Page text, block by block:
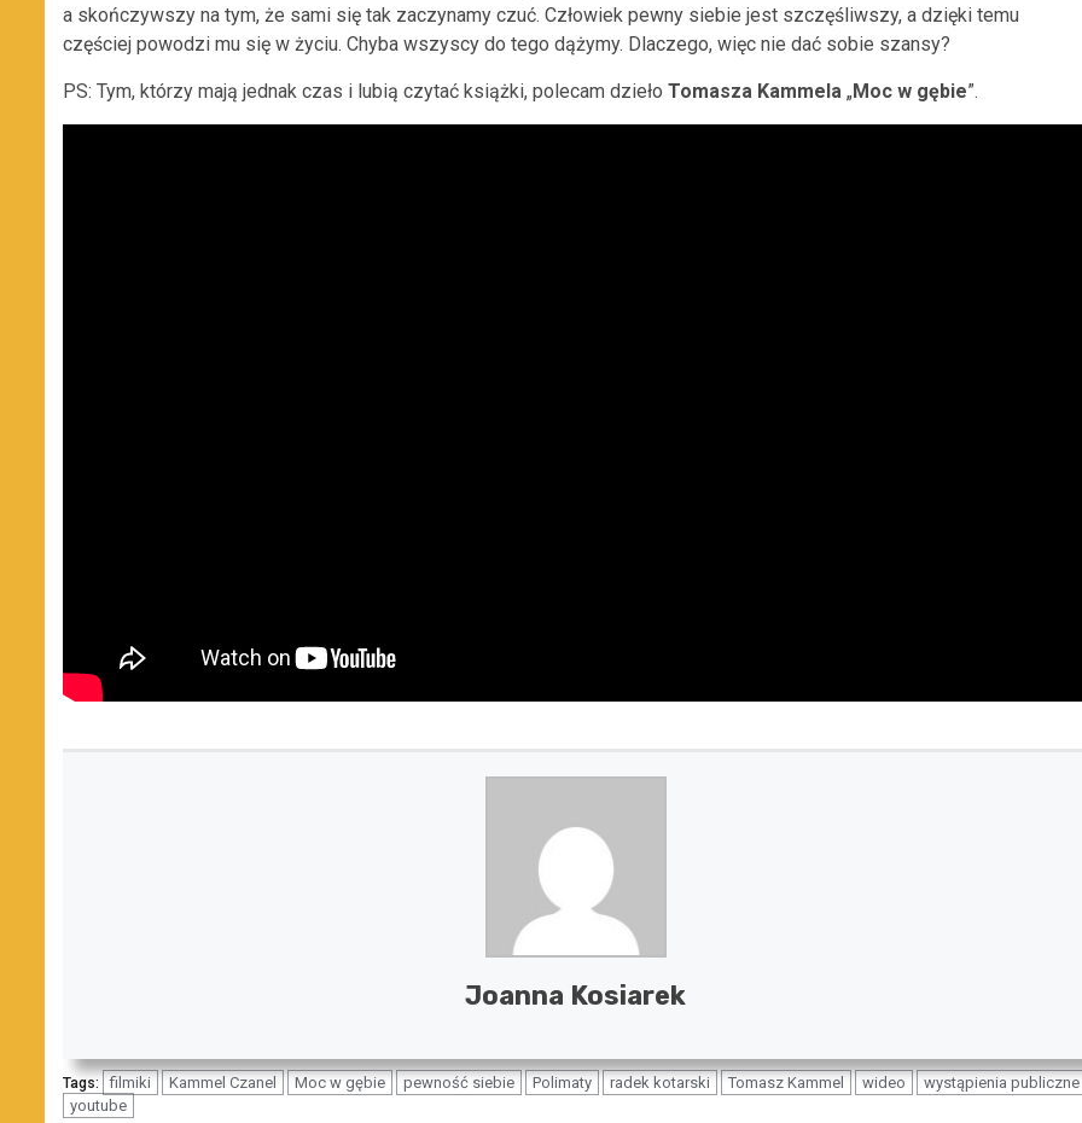
a skończywszy na tym, że sami się tak zaczynamy czuć. Człowiek pewny siebie jest szczęśliwszy, a dzięki temu
częściej powodzi mu się w życiu. Chyba wszyscy do tego dążymy. Dlaczego, więc nie dać sobie szansy?
PS: Tym, którzy mają jednak czas i lubią czytać książki, polecam dzieło Tomasza Kammela „ Moc w gębie”.
Joanna Kosiarek
Tags: filmiki Kammel Czanel Moc w gębie pewność siebie Polimaty radek kotarski Tomasz Kammel wideo
wystąpienia publiczne
youtube